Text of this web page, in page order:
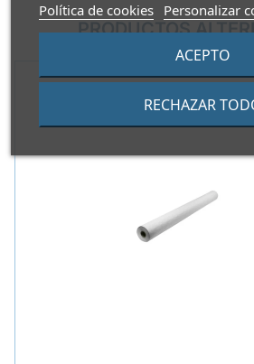
Política de cookies Personalizar
RECHAZAR
ACEPTO
PRODUCTOS